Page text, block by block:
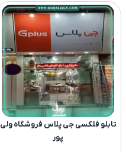
تابلو فلکسی جی پلاس فروشگاه ولی
پور